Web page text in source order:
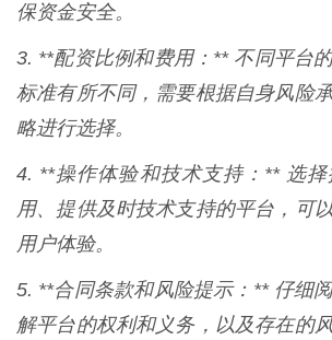
保资金安全。
3. **配资比例和费用：** 不同平台
标准有所不同，需要根据自身风险
略进行选择。
4. **操作体验和技术支持：** 选
用、提供及时技术支持的平台，可
用户体验。
5. **合同条款和风险提示：** 仔细
解平台的权利和义务，以及存在的